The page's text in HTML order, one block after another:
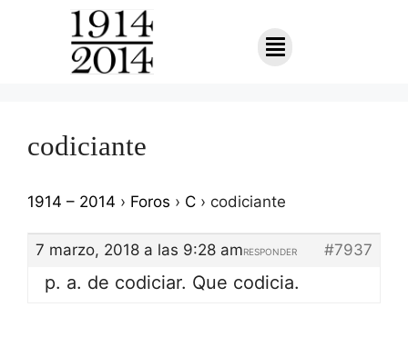
codiciante
1914 – 2014 › Foros › C › codiciante
7 marzo, 2018 a las 9:28 am #7937
RESPONDER
p. a. de codiciar. Que codicia.